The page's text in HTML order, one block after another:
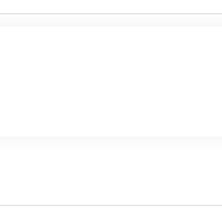
a tu disposición. Pagando